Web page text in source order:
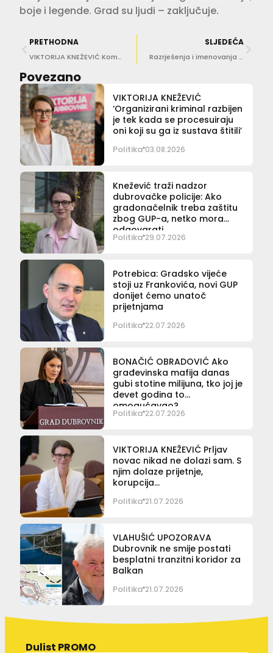
boje i legende. Grad su ljudi – zaključuje.
PRETHODNA
VIKTORIJA KNEŽEVIĆ Komolačka dolina ne smije postati urbanistička lutrija
SLJEDEĆA
Razrješenja i imenovanja iza vladinih zatvorenih vrata: Za Bačića i Vučković bez promjena
Povezano
VIKTORIJA KNEŽEVIĆ
‘Organizirani kriminal razbijen
je tek kada se procesuiraju
oni koji su ga iz sustava štitili’
Politika 03.08.2026
Knežević traži nadzor
dubrovačke policije: Ako
gradonačelnik treba zaštitu
zbog GUP-a, netko mora
odgovarati
Politika 29.07.2026
Potrebica: Gradsko vijeće
stoji uz Frankovića, novi GUP
donijet ćemo unatoč
prijetnjama
Politika 22.07.2026
BONAČIĆ OBRADOVIĆ Ako
građevinska mafija danas
gubi stotine milijuna, tko joj je
devet godina to
omogućavao?
Politika 22.07.2026
VIKTORIJA KNEŽEVIĆ Prljav
novac nikad ne dolazi sam. S
njim dolaze prijetnje,
korupcija…
Politika 21.07.2026
VLAHUŠIĆ UPOZORAVA
Dubrovnik ne smije postati
besplatni tranzitni koridor za
Balkan
Politika 21.07.2026
Dulist PROMO